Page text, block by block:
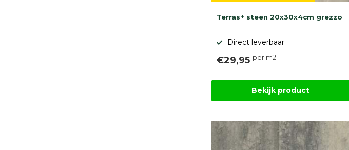
Terras+ steen 20x30x4cm grezzo
Direct leverbaar
€29,95 per m2
Bekijk product